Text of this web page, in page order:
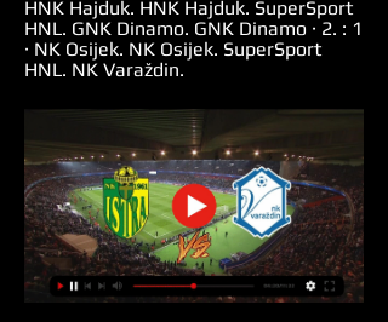
HNK Hajduk. HNK Hajduk. SuperSport
HNL. GNK Dinamo. GNK Dinamo · 2. : 1
· NK Osijek. NK Osijek. SuperSport
HNL. NK Varaždin.